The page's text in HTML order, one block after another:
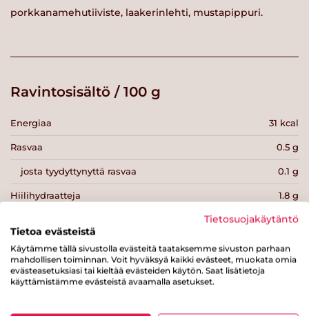
porkkanamehutiiviste, laakerinlehti, mustapippuri.
Ravintosisältö / 100 g
Energiaa 31 kcal
Rasvaa 0.5 g
josta tyydyttynyttä rasvaa 0.1 g
Hiilihydraatteja 1.8 g
0.5 g
Kuitua
Proteiinia
Tietosuojakäytäntö
Tietoa evästeistä
Käytämme tällä sivustolla evästeitä taataksemme sivuston parhaan
mahdollisen toiminnan. Voit hyväksyä kaikki evästeet, muokata omia
evästeasetuksiasi tai kieltää evästeiden käytön. Saat lisätietoja
käyttämistämme evästeistä avaamalla asetukset.